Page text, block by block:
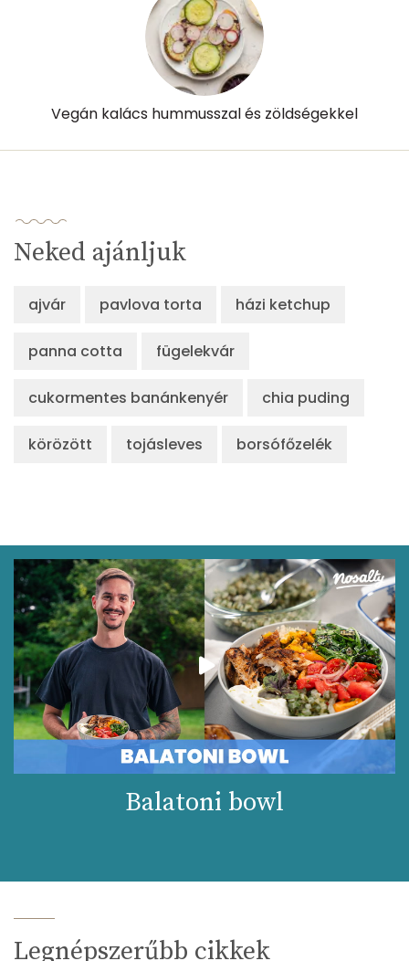
Vegán kalács hummusszal és zöldségekkel
Neked ajánljuk
ajvár pavlova torta házi ketchup
panna cotta fügelekvár
cukormentes banánkenyér chia puding
körözött tojásleves borsófőzelék
Balatoni bowl
Legnépszerűbb cikkek